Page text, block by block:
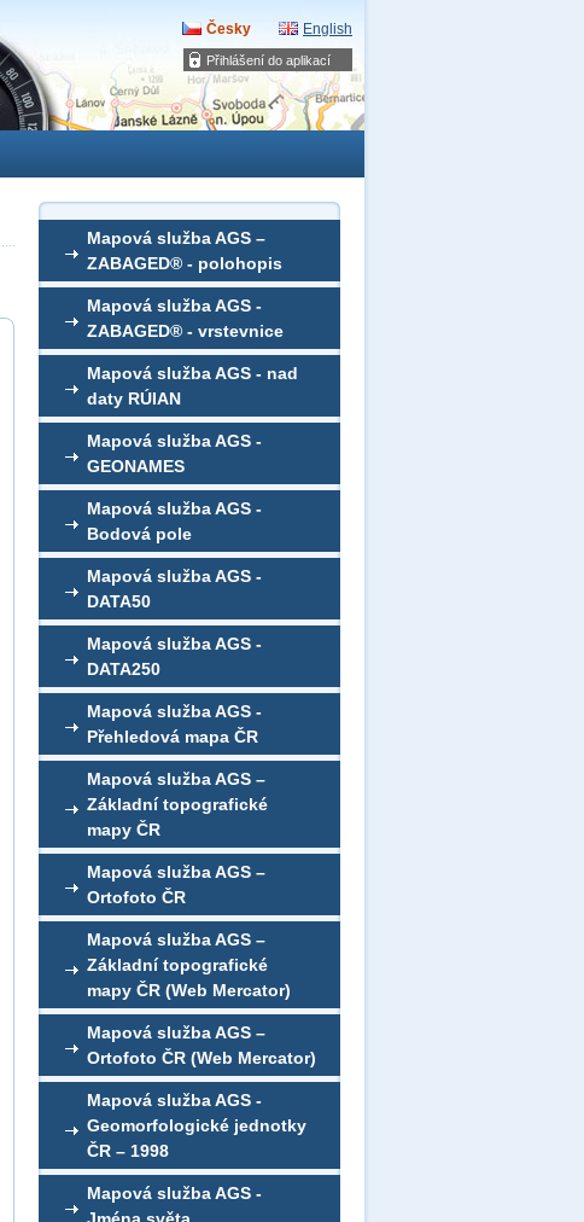
Přihlášení do aplikací
Česky English
Mapová služba AGS –
ZABAGED® - polohopis
Mapová služba AGS -
ZABAGED® - vrstevnice
Mapová služba AGS - nad
daty RÚIAN
Mapová služba AGS -
GEONAMES
Mapová služba AGS -
Bodová pole
Mapová služba AGS -
DATA50
Mapová služba AGS -
DATA250
Mapová služba AGS -
Přehledová mapa ČR
Mapová služba AGS –
Základní topografické
mapy ČR
Mapová služba AGS –
Ortofoto ČR
Mapová služba AGS –
Základní topografické
mapy ČR (Web Mercator)
Mapová služba AGS –
Ortofoto ČR (Web Mercator)
Mapová služba AGS -
Geomorfologické jednotky
ČR – 1998
Mapová služba AGS -